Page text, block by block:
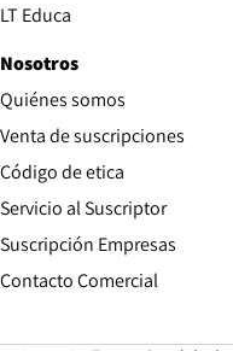
LT Educa
Nosotros
Quiénes somos
Venta de suscripciones
Código de etica Opens in
Servicio al Suscriptor
Suscripción Empresas
Contacto Comercial